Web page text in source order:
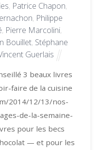
, Patrice Chapon,
, Philippe
, Pierre Marcolini,
Bouillet, Stéphane
Guerlais
3 beaux livres
faire de la cuisine
2014/12/13/nos-
de-la-semaine-
pour les becs
— et pour les